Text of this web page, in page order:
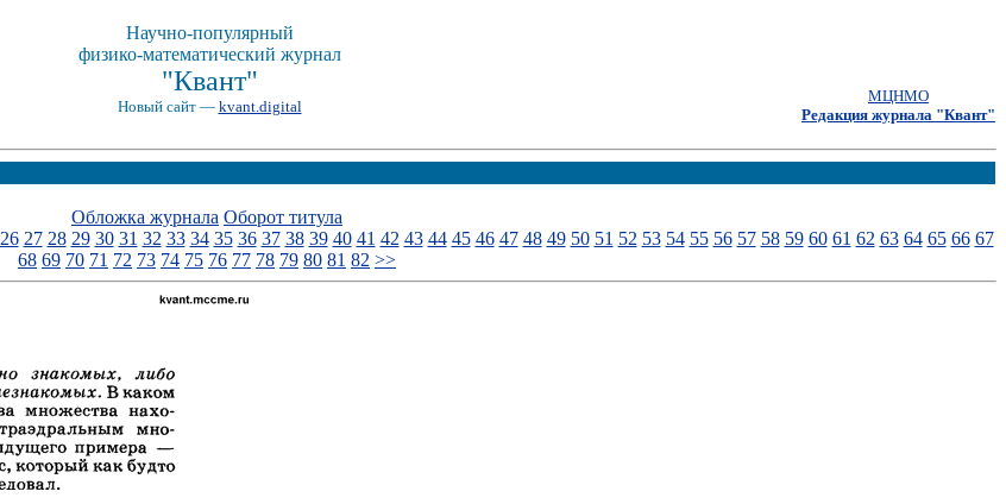
Научно-популярный
физико-математический журнал
"Квант"
Новый сайт — kvant.digital
МЦНМО
Редакция журнала "Квант"
Обложка журнала Оборот титула
26 27 28 29 30 31 32 33 34 35 36 37 38 39 40 41 42 43 44 45 46 47 48 49 50 51 52 53 54 55 56 57 58 59 60 61 62 63 64 65 66 67
68 69 70 71 72 73 74 75 76 77 78 79 80 81 82 >>